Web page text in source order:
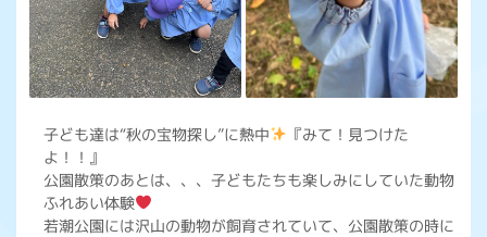
子ども達は“秋の宝物探し”に熱中
『みて！見つけた
よ！！』
公園散策のあとは、、、子どもたちも楽しみにしていた動物
ふれあい体験
若潮公園には沢山の動物が飼育されていて、公園散策の時に